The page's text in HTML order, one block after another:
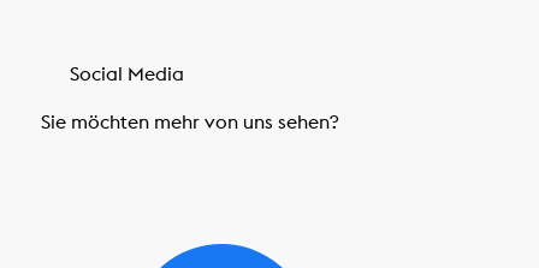
Social Media
Sie möchten mehr von uns sehen?